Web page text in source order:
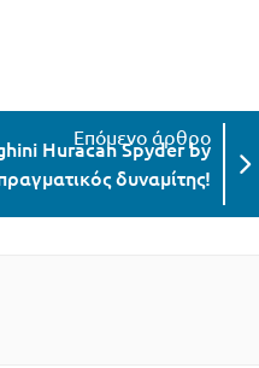
Huracan Spyder by
δυναμίτης!